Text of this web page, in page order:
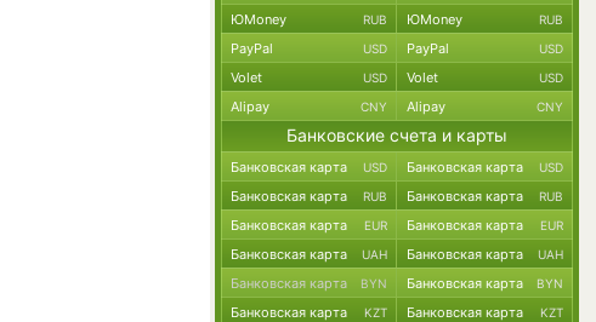
ЮMoney RUB ЮMoney RUB
PayPal USD PayPal USD
Volet USD Volet USD
Alipay CNY Alipay CNY
Банковские счета и карты
Банковская карта USD Банковская карта USD
Банковская карта RUB Банковская карта RUB
Банковская карта EUR Банковская карта EUR
Банковская карта UAH Банковская карта UAH
Банковская карта BYN Банковская карта BYN
Банковская карта KZT Банковская карта KZT